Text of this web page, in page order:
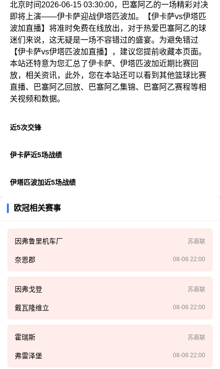
北京时间2026-06-15 03:30:00，巴塞阿乙的一场精彩对决
即将上演——伊卡萨迎战伊塔匹波加。【伊卡萨vs伊塔匹
波加直播】将准时免费在线放出，对于热爱巴塞阿乙的球
迷们来说，这无疑是一场不容错过的盛宴。为避免错过
【伊卡萨vs伊塔匹波加直播】，建议您提前收藏本页面。
本站还特意为您汇总了伊卡萨、伊塔匹波加近期比赛回
放，相关资讯，此外，您在本站还可以看到其他篮球比赛
直播、巴塞阿乙回放、巴塞阿乙集锦、巴塞阿乙赛程等相
关视频和数据。
近5次交锋
伊卡萨近5场战绩
伊塔匹波加近5场战绩
欧冠相关赛事
因弗鲁里机车厂 苏高联
奈恩郡 08-08 22:00
因弗戈登 苏高联
戴瓦隆维立 08-08 22:00
霍瑞斯 苏高联
弗雷泽堡 08-08 22:00